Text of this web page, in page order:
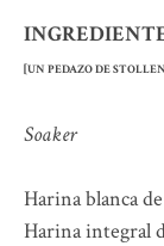
[UN PEDAZO DE
Soaker
Harina blanca
Harina integral